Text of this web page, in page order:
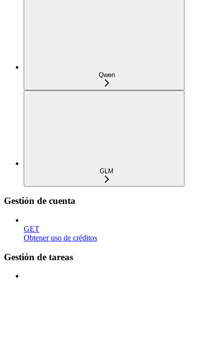
Qwen
GLM
Gestión de cuenta
GET
Obtener uso de créditos
Gestión de tareas